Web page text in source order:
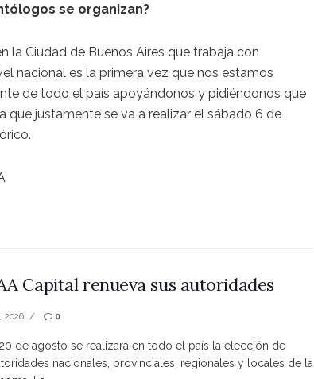
se organizan?
la Ciudad de Buenos Aires que trabaja con
nacional es la primera vez que nos estamos
de todo el país apoyándonos y pidiéndonos que
que justamente se va a realizar el sábado 6 de
Capital renueva sus autoridades
2026 0
de agosto se realizará en todo el país la elección de
nacionales, provinciales, regionales y locales de la